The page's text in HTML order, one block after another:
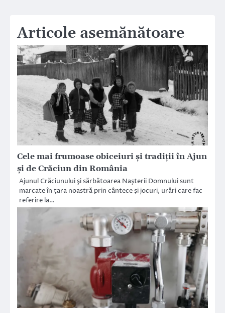
Articole asemănătoare
Cele mai frumoase obiceiuri și tradiții în Ajun
și de Crăciun din România
Ajunul Crăciunului şi sărbătoarea Naşterii Domnului sunt
marcate în ţara noastră prin cântece şi jocuri, urări care fac
referire la…